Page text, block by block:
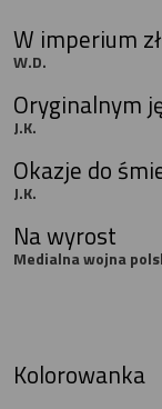
W imperium
W.D.
Oryginalnym
J.K.
Okazje do
J.K.
Na wyrost
Medialna wojna
Kolorowanka